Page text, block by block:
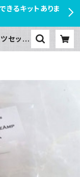
るキットありま
セット